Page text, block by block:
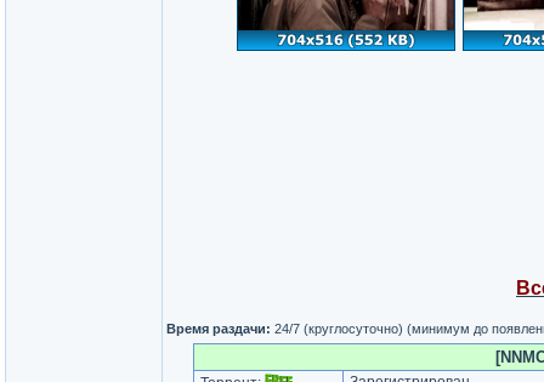
Время раздачи: 24/7 (круглосуточно) (минимум до